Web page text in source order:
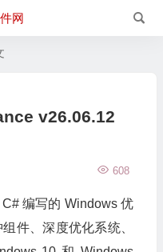
网
v26.06.12
608
编写的 Windows 优
件、深度优化系统、